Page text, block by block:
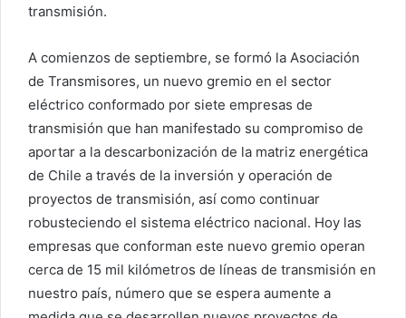
transmisión.
A comienzos de septiembre, se formó la Asociación
de Transmisores, un nuevo gremio en el sector
eléctrico conformado por siete empresas de
transmisión que han manifestado su compromiso de
aportar a la descarbonización de la matriz energética
de Chile a través de la inversión y operación de
proyectos de transmisión, así como continuar
robusteciendo el sistema eléctrico nacional. Hoy las
empresas que conforman este nuevo gremio operan
cerca de 15 mil kilómetros de líneas de transmisión en
nuestro país, número que se espera aumente a